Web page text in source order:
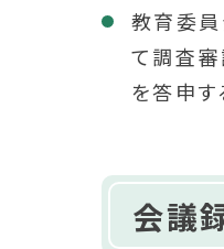
教育委
て調査審
を答申す
会議